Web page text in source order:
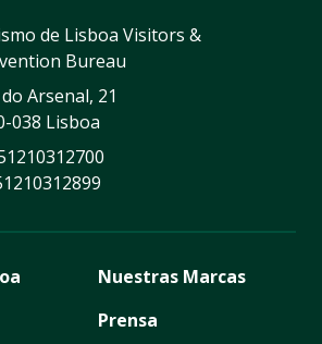
de Lisboa Visitors &
Bureau
Arsenal, 21
038 Lisboa
Nuestras Marcas
Prensa